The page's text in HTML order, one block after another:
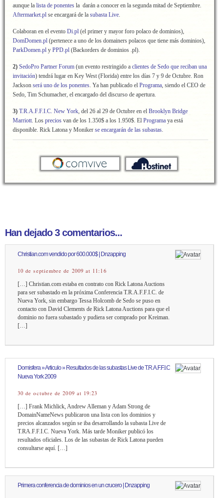
aunque la lista de ponentes la darán a conocer en la segunda mitad de Septiembre.
Aftermarket.pl se encargará de la subasta Live.
Colaboran en el evento Di.pl (el primer y mayor foro polaco de dominios),
DomDomen.pl (pertenece a uno de los domainers polacos que tiene más dominios),
ParkDomen.pl y PPD.pl (Backorders de dominios .pl).
2) SedoPro Partner Forum (un evento restringido a clientes de Sedo que reciban una
invitación) tendrá lugar en Key West (Florida) entre los días 7 y 9 de Octubre. Ron
Jackson será uno de los ponentes. Ya han publicado el Programa, siendo el CEO de
Sedo, Tim Schumacher, el encargado del discurso de apertura.
3) T.R.A.F.F.I.C. New York, del 26 al 29 de Octubre en el Brooklyn Bridge
Marriott. Los precios van de los 1.350$ a los 1.950$. El Programa ya está
disponible. Rick Latona y Moniker se encargarán de las subastas.
Han dejado 3 comentarios...
Christian.com vendido por 600.000$ | Dnzapping
10 de septiembre de 2009 at 11:16
[…] Christian.com estaba en contrato con Rick Latona Auctions
para ser subastado en la próxima Conferencia T.R.A.F.F.I.C. de
Nueva York, sin embargo Tessa Holcomb de Sedo se puso en
contacto con David Clements de Rick Latona Auctions para que el
dominio no fuera subastado y pudiera ser comprado por Kreiman.
[…]
Domisfera » Articulo » Resultados de las subastas Live de T.R.A.F.F.I.C
Nueva York 2009
30 de octubre de 2009 at 19:23
[…] Frank Michlick, Andrew Alleman y Adam Strong de
DomainNameNews publicaron una lista con los dominios y
precios alcanzados según se iba desarrollando la subasta Live de
T.RA.F.F.I.C. Nueva York. Más tarde Moniker publicó los
resultados oficiales. Los de las subastas de Rick Latona pueden
consultarse aquí. […]
Primera conferencia de dominios en un crucero | Dnzapping